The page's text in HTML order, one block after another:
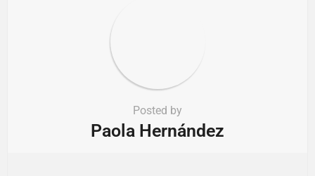
Posted by
Paola Hernández